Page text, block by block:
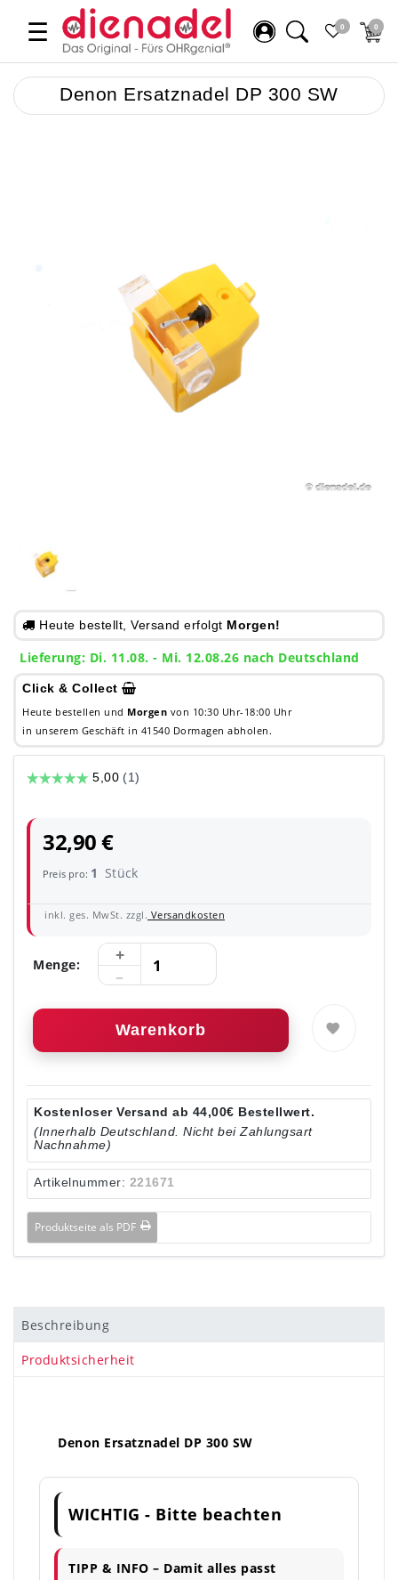
☰ 0 0
Denon Ersatznadel DP 300 SW
Heute bestellt, Versand erfolgt Morgen!
Lieferung: Di. 11.08. - Mi. 12.08.26 nach Deutschland
Click & Collect
Heute bestellen und Morgen von 10:30 Uhr-18:00 Uhr
in unserem Geschäft in 41540 Dormagen abholen.
32,90 €
Preis pro: 1 Stück
inkl. ges. MwSt. zzgl. Versandkosten
Menge:
Warenkorb
Kostenloser Versand ab 44,00€ Bestellwert.
(Innerhalb Deutschland. Nicht bei Zahlungsart
Nachnahme)
Artikelnummer: 221671
Produktseite als PDF
Beschreibung
Produktsicherheit
Denon Ersatznadel DP 300 SW
WICHTIG - Bitte beachten
TIPP & INFO – Damit alles passt